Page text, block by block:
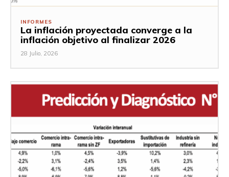
INFORMES
La inflación proyectada converge a la
inflación objetivo al finalizar 2026
28 Julio, 2026